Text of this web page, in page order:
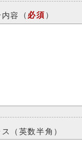
容 （ 必須 ）
（英数半角）